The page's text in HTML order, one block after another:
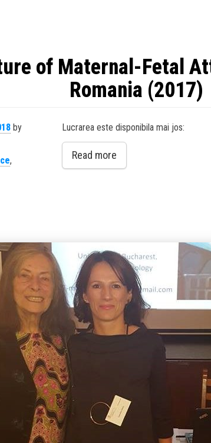
of Maternal-Fetal
Romania (2017)
by
,
Lucrarea este disponibila mai jos:
Read more